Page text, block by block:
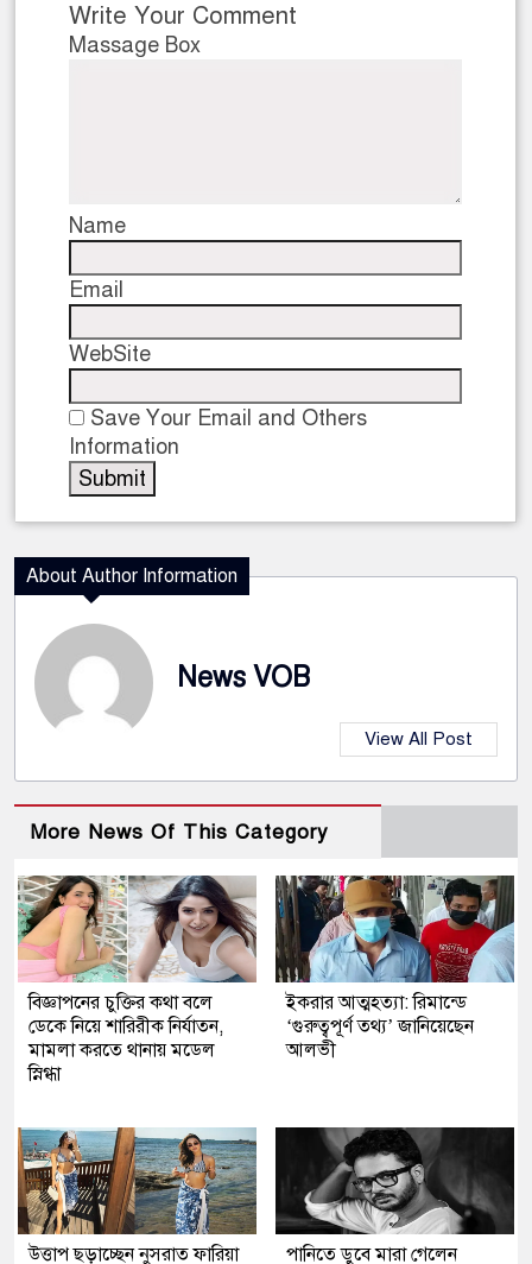
Write Your Comment
Massage Box
Name
Email
WebSite
Save Your Email and Others
Information
About Author Information
News VOB
View All Post
More News Of This Category
বিজ্ঞাপনের চুক্তির কথা বলে
ডেকে নিয়ে শারিরীক নির্যাতন,
মামলা করতে থানায় মডেল
স্নিগ্ধা
ইকরার আত্মহত্যা: রিমান্ডে
‘গুরুত্বপূর্ণ তথ্য’ জানিয়েছেন
আলভী
উত্তাপ ছড়াচ্ছেন নুসরাত ফারিয়া পানিতে ডুবে মারা গেলেন